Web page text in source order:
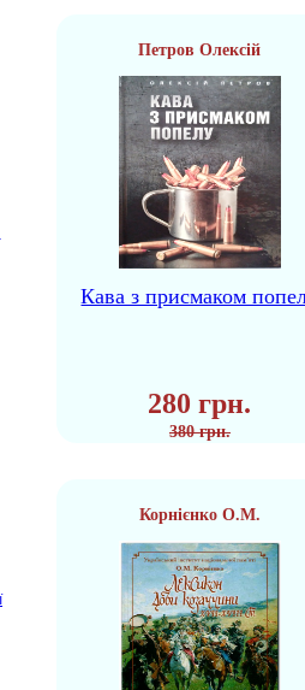
Петров Олексій
Кава з присмаком
280 грн.
380 грн.
Корнієнко О.М.